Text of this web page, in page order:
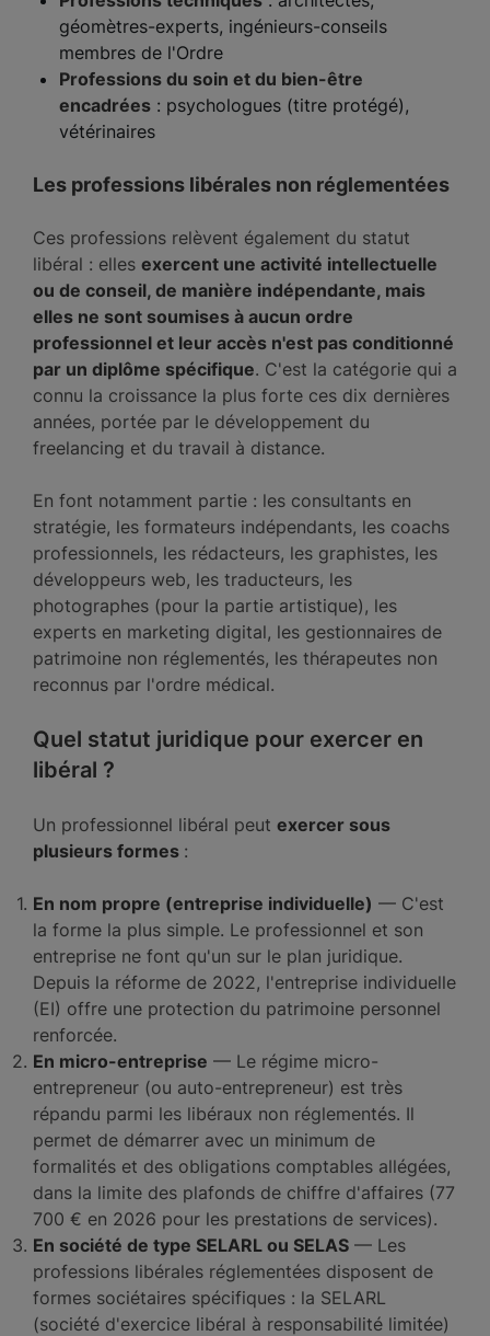
géomètres-experts, ingénieurs-conseils
membres de l'Ordre
Professions du soin et du bien-être
encadrées : psychologues (titre protégé),
vétérinaires
Les professions libérales non réglementées
Ces professions relèvent également du statut
libéral : elles exercent une activité intellectuelle
ou de conseil, de manière indépendante, mais
elles ne sont soumises à aucun ordre
professionnel et leur accès n'est pas conditionné
par un diplôme spécifique. C'est la catégorie qui a
connu la croissance la plus forte ces dix dernières
années, portée par le développement du
freelancing et du travail à distance.
En font notamment partie : les consultants en
stratégie, les formateurs indépendants, les coachs
professionnels, les rédacteurs, les graphistes, les
développeurs web, les traducteurs, les
photographes (pour la partie artistique), les
experts en marketing digital, les gestionnaires de
patrimoine non réglementés, les thérapeutes non
reconnus par l'ordre médical.
Quel statut juridique pour exercer en
libéral ?
Un professionnel libéral peut exercer sous
plusieurs formes :
En nom propre (entreprise individuelle) — C'est
la forme la plus simple. Le professionnel et son
entreprise ne font qu'un sur le plan juridique.
Depuis la réforme de 2022, l'entreprise individuelle
(EI) offre une protection du patrimoine personnel
renforcée.
En micro-entreprise — Le régime micro-
entrepreneur (ou auto-entrepreneur) est très
répandu parmi les libéraux non réglementés. Il
permet de démarrer avec un minimum de
formalités et des obligations comptables allégées,
dans la limite des plafonds de chiffre d'affaires (77
700 € en 2026 pour les prestations de services).
En société de type SELARL ou SELAS — Les
professions libérales réglementées disposent de
formes sociétaires spécifiques : la SELARL
(société d'exercice libéral à responsabilité limitée)